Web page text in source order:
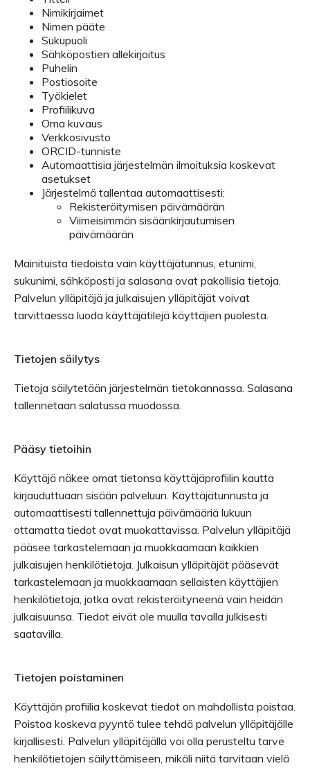
Nimikirjaimet
Nimen pääte
Sukupuoli
Sähköpostien allekirjoitus
Puhelin
Postiosoite
Työkielet
Profiilikuva
Oma kuvaus
Verkkosivusto
ORCID-tunniste
Automaattisia järjestelmän ilmoituksia koskevat
asetukset
Järjestelmä tallentaa automaattisesti:
Rekisteröitymisen päivämäärän
Viimeisimmän sisäänkirjautumisen
päivämäärän
Mainituista tiedoista vain käyttäjätunnus, etunimi,
sukunimi, sähköposti ja salasana ovat pakollisia tietoja.
Palvelun ylläpitäjä ja julkaisujen ylläpitäjät voivat
tarvittaessa luoda käyttäjätilejä käyttäjien puolesta.
Tietojen säilytys
Tietoja säilytetään järjestelmän tietokannassa. Salasana
tallennetaan salatussa muodossa.
Pääsy tietoihin
Käyttäjä näkee omat tietonsa käyttäjäprofiilin kautta
kirjauduttuaan sisään palveluun. Käyttäjätunnusta ja
automaattisesti tallennettuja päivämääriä lukuun
ottamatta tiedot ovat muokattavissa. Palvelun ylläpitäjä
pääsee tarkastelemaan ja muokkaamaan kaikkien
julkaisujen henkilötietoja. Julkaisun ylläpitäjät pääsevät
tarkastelemaan ja muokkaamaan sellaisten käyttäjien
henkilötietoja, jotka ovat rekisteröityneenä vain heidän
julkaisuunsa. Tiedot eivät ole muulla tavalla julkisesti
saatavilla.
Tietojen poistaminen
Käyttäjän profiilia koskevat tiedot on mahdollista poistaa.
Poistoa koskeva pyyntö tulee tehdä palvelun ylläpitäjälle
kirjallisesti. Palvelun ylläpitäjällä voi olla perusteltu tarve
henkilötietojen säilyttämiseen, mikäli niitä tarvitaan vielä